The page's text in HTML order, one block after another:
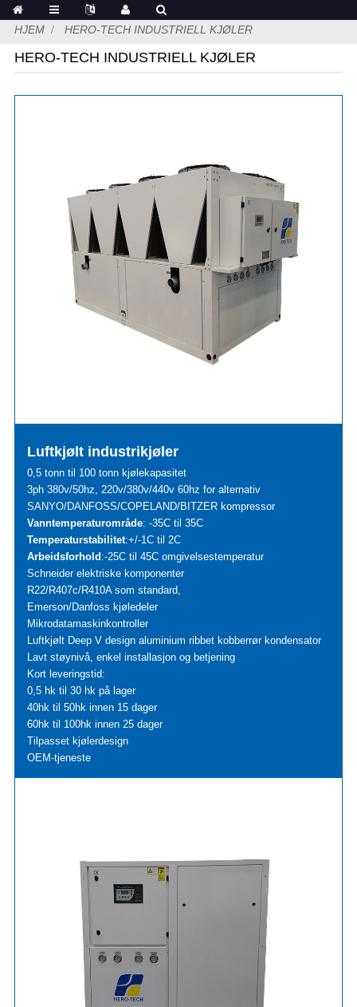
HJEM HERO-TECH INDUSTRIELL KJØLER
HERO-TECH INDUSTRIELL KJØLER
Luftkjølt industrikjøler
0,5 tonn til 100 tonn kjølekapasitet
3ph 380v/50hz, 220v/380v/440v 60hz for alternativ
SANYO/DANFOSS/COPELAND/BITZER kompressor
Vanntemperaturområde: -35C til 35C
Temperaturstabilitet:+/-1C til 2C
Arbeidsforhold :-25C til 45C omgivelsestemperatur
Schneider elektriske komponenter
R22/R407c/R410A som standard,
Emerson/Danfoss kjøledeler
Mikrodatamaskinkontroller
Luftkjølt Deep V design aluminium ribbet kobberrør kondensator
Lavt støynivå, enkel installasjon og betjening
Kort leveringstid:
0,5 hk til 30 hk på lager
40hk til 50hk innen 15 dager
60hk til 100hk innen 25 dager
Tilpasset kjølerdesign
OEM-tjeneste